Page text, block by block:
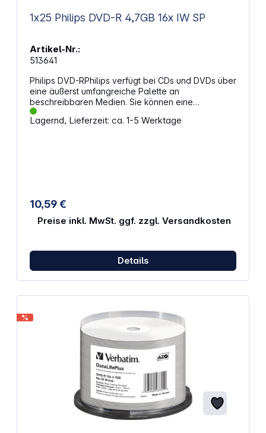
1x25 Philips DVD-R 4,7GB 16x IW SP
Artikel-Nr.:
513641
Philips DVD-RPhilips verfügt bei CDs und DVDs über
eine äußerst umfangreiche Palette an
beschreibbaren Medien. Sie können eine
vollständige DVD in nur 5 Minuten brennen
Optimale Lösung für die Datensicherung oder
Lagernd, Lieferzeit: ca. 1-5 Werktage
10,59 €
Preise inkl. MwSt. ggf. zzgl. Versandkosten
Details
%